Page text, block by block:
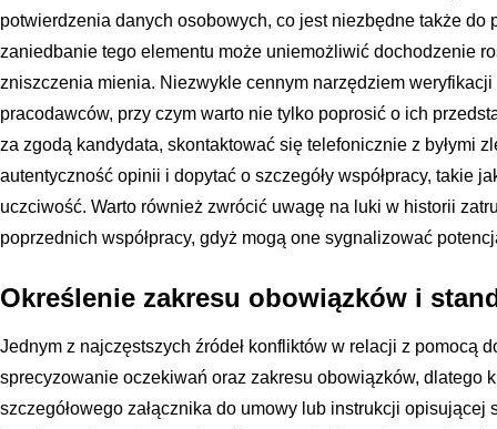
potwierdzenia danych osobowych, co jest niezbędne także do
zaniedbanie tego elementu może uniemożliwić dochodzenie
zniszczenia mienia. Niezwykle cennym narzędziem
pracodawców, przy czym warto nie tylko poprosić o ich
za zgodą kandydata, skontaktować się telefonicznie z byłymi
autentyczność opinii i dopytać o szczegóły współpracy, takie
uczciwość. Warto również zwrócić uwagę na luki w historii
poprzednich współpracy, gdyż mogą one sygnalizować
Określenie zakresu obowiązków i
Jednym z najczęstszych źródeł konfliktów w relacji z pomocą
sprecyzowanie oczekiwań oraz zakresu obowiązków, dlatego
szczegółowego załącznika do umowy lub instrukcji opisującej